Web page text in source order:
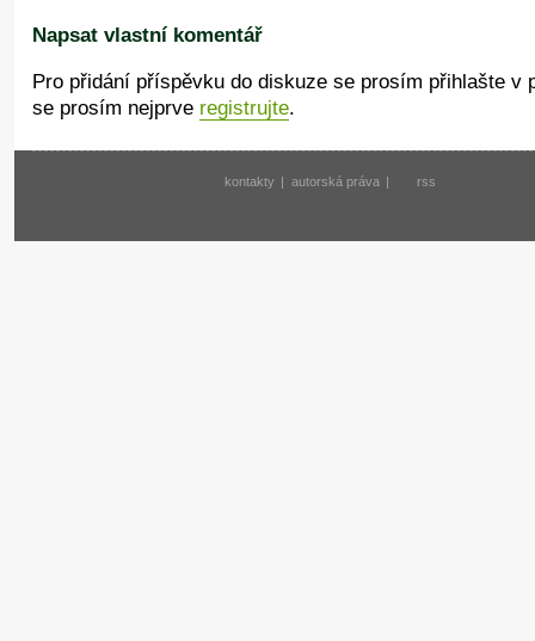
Napsat vlastní komentář
Pro přidání příspěvku do diskuze se prosím přihlašte v
se prosím nejprve registrujte.
kontakty | autorská práva | rss